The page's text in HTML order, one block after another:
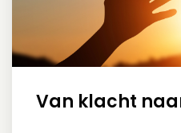
Van klacht